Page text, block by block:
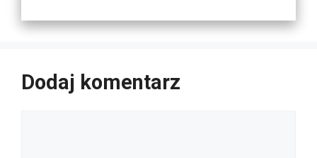
Dodaj komentarz